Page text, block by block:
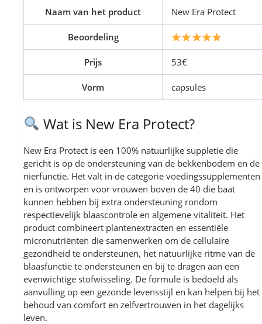
Naam van het product New Era Protect
Beoordeling
Prijs 53€
Vorm capsules
Wat is New Era Protect?
New Era Protect is een 100% natuurlijke suppletie die
gericht is op de ondersteuning van de bekkenbodem en de
nierfunctie. Het valt in de categorie voedingssupplementen
en is ontworpen voor vrouwen boven de 40 die baat
kunnen hebben bij extra ondersteuning rondom
respectievelijk blaascontrole en algemene vitaliteit. Het
product combineert plantenextracten en essentiële
micronutriënten die samenwerken om de cellulaire
gezondheid te ondersteunen, het natuurlijke ritme van de
blaasfunctie te ondersteunen en bij te dragen aan een
evenwichtige stofwisseling. De formule is bedoeld als
aanvulling op een gezonde levensstijl en kan helpen bij het
behoud van comfort en zelfvertrouwen in het dagelijks
leven.